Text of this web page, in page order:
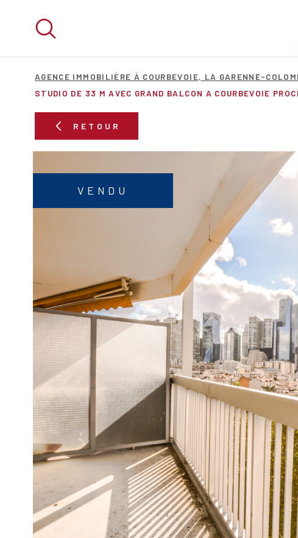
recherche
principal
AGENCE IMMOBILIÈRE À COURBEVOIE, LA GARENNE-
STUDIO DE 33 M AVEC GRAND BALCON A COURBEVOIE
RETOUR
VENDU